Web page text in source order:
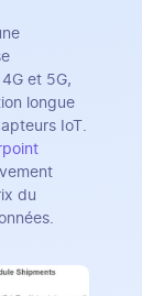
et 5G,
longue
IoT.
du